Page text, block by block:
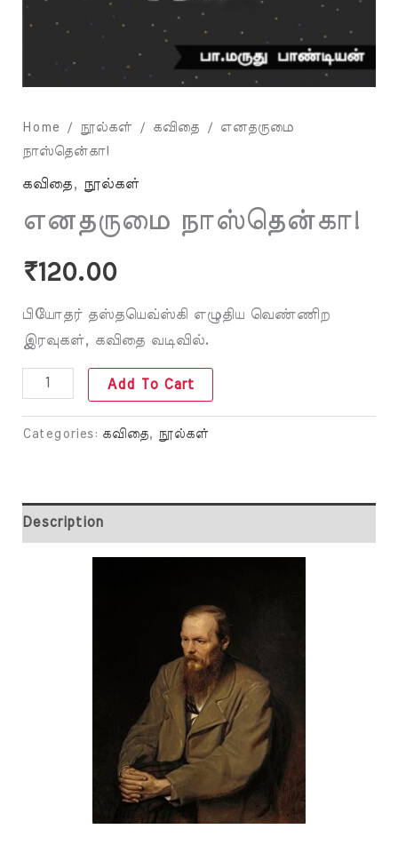
Home/ நூல்கள் / கவிதை / எனதருமை
நாஸ்தென்கா!
கவிதை, நூல்கள்
எனதருமை நாஸ்தென்கா!
₹120.00
பியோதர் தஸ்தயெவ்ஸ்கி எழுதிய வெண்ணிற
இரவுகள், கவிதை வடிவில்.
Add To Cart
Categories: கவிதை, நூல்கள்
Description